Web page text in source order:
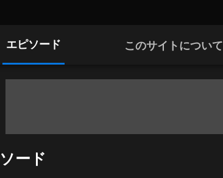
エピソード このサイトについて
ード